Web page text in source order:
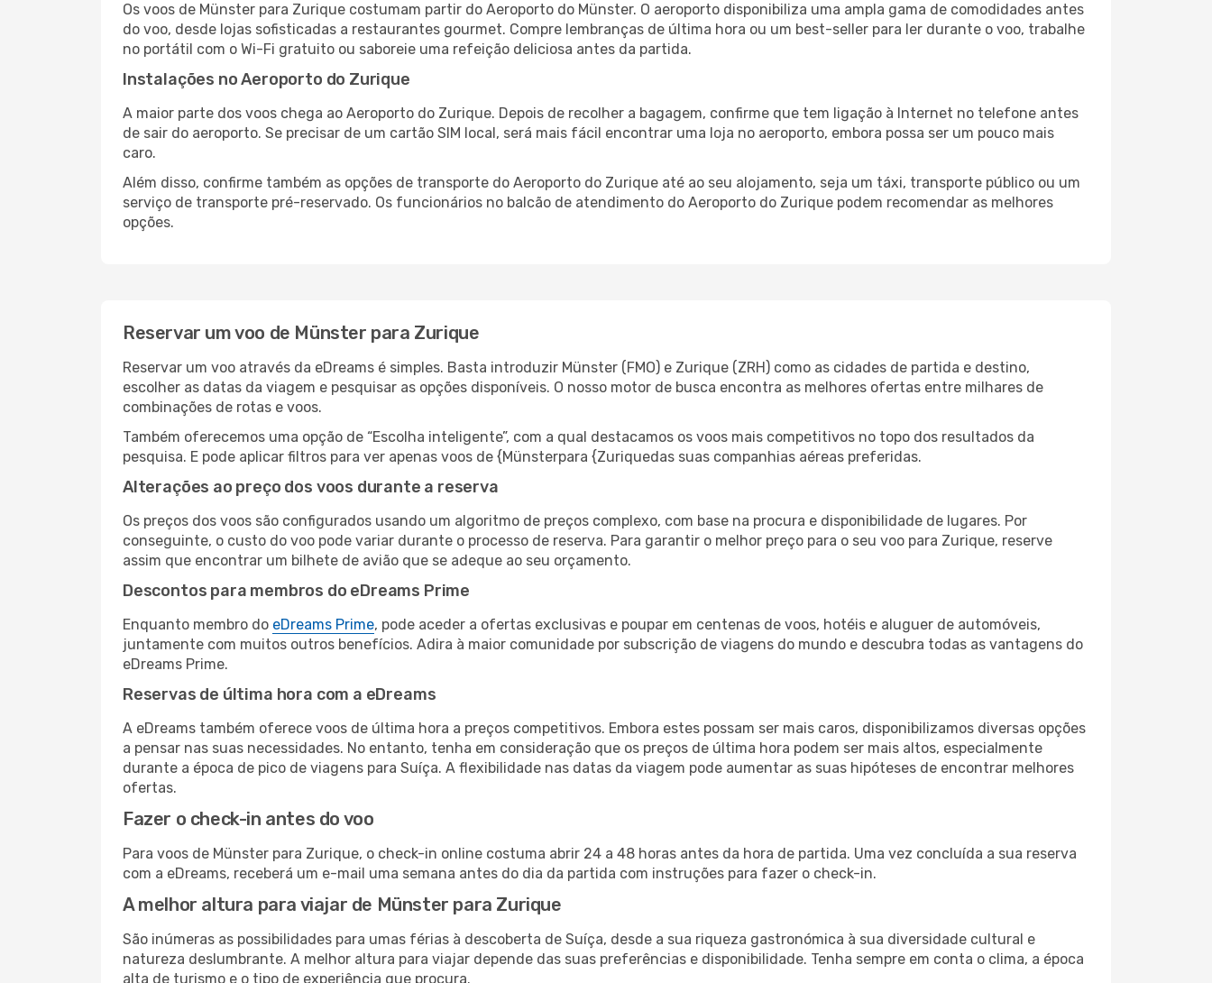
Os voos de Münster para Zurique costumam partir do Aeroporto do Münster. O aeroporto disponibiliza uma ampla gama de comodidades antes
do voo, desde lojas sofisticadas a restaurantes gourmet. Compre lembranças de última hora ou um best-seller para ler durante o voo, trabalhe
no portátil com o Wi-Fi gratuito ou saboreie uma refeição deliciosa antes da partida.
Instalações no Aeroporto do Zurique
A maior parte dos voos chega ao Aeroporto do Zurique. Depois de recolher a bagagem, confirme que tem ligação à Internet no telefone antes
de sair do aeroporto. Se precisar de um cartão SIM local, será mais fácil encontrar uma loja no aeroporto, embora possa ser um pouco mais
caro.
Além disso, confirme também as opções de transporte do Aeroporto do Zurique até ao seu alojamento, seja um táxi, transporte público ou um
serviço de transporte pré-reservado. Os funcionários no balcão de atendimento do Aeroporto do Zurique podem recomendar as melhores
opções.
Reservar um voo de Münster para Zurique
Reservar um voo através da eDreams é simples. Basta introduzir Münster (FMO) e Zurique (ZRH) como as cidades de partida e destino,
escolher as datas da viagem e pesquisar as opções disponíveis. O nosso motor de busca encontra as melhores ofertas entre milhares de
combinações de rotas e voos.
Também oferecemos uma opção de “Escolha inteligente”, com a qual destacamos os voos mais competitivos no topo dos resultados da
pesquisa. E pode aplicar filtros para ver apenas voos de {Münsterpara {Zuriquedas suas companhias aéreas preferidas.
Alterações ao preço dos voos durante a reserva
Os preços dos voos são configurados usando um algoritmo de preços complexo, com base na procura e disponibilidade de lugares. Por
conseguinte, o custo do voo pode variar durante o processo de reserva. Para garantir o melhor preço para o seu voo para Zurique, reserve
assim que encontrar um bilhete de avião que se adeque ao seu orçamento.
Descontos para membros do eDreams Prime
Enquanto membro do eDreams Prime, pode aceder a ofertas exclusivas e poupar em centenas de voos, hotéis e aluguer de automóveis,
juntamente com muitos outros benefícios. Adira à maior comunidade por subscrição de viagens do mundo e descubra todas as vantagens do
eDreams Prime.
Reservas de última hora com a eDreams
A eDreams também oferece voos de última hora a preços competitivos. Embora estes possam ser mais caros, disponibilizamos diversas opções
a pensar nas suas necessidades. No entanto, tenha em consideração que os preços de última hora podem ser mais altos, especialmente
durante a época de pico de viagens para Suíça. A flexibilidade nas datas da viagem pode aumentar as suas hipóteses de encontrar melhores
ofertas.
Fazer o check-in antes do voo
Para voos de Münster para Zurique, o check-in online costuma abrir 24 a 48 horas antes da hora de partida. Uma vez concluída a sua reserva
com a eDreams, receberá um e-mail uma semana antes do dia da partida com instruções para fazer o check-in.
A melhor altura para viajar de Münster para Zurique
São inúmeras as possibilidades para umas férias à descoberta de Suíça, desde a sua riqueza gastronómica à sua diversidade cultural e
natureza deslumbrante. A melhor altura para viajar depende das suas preferências e disponibilidade. Tenha sempre em conta o clima, a época
alta de turismo e o tipo de experiência que procura.